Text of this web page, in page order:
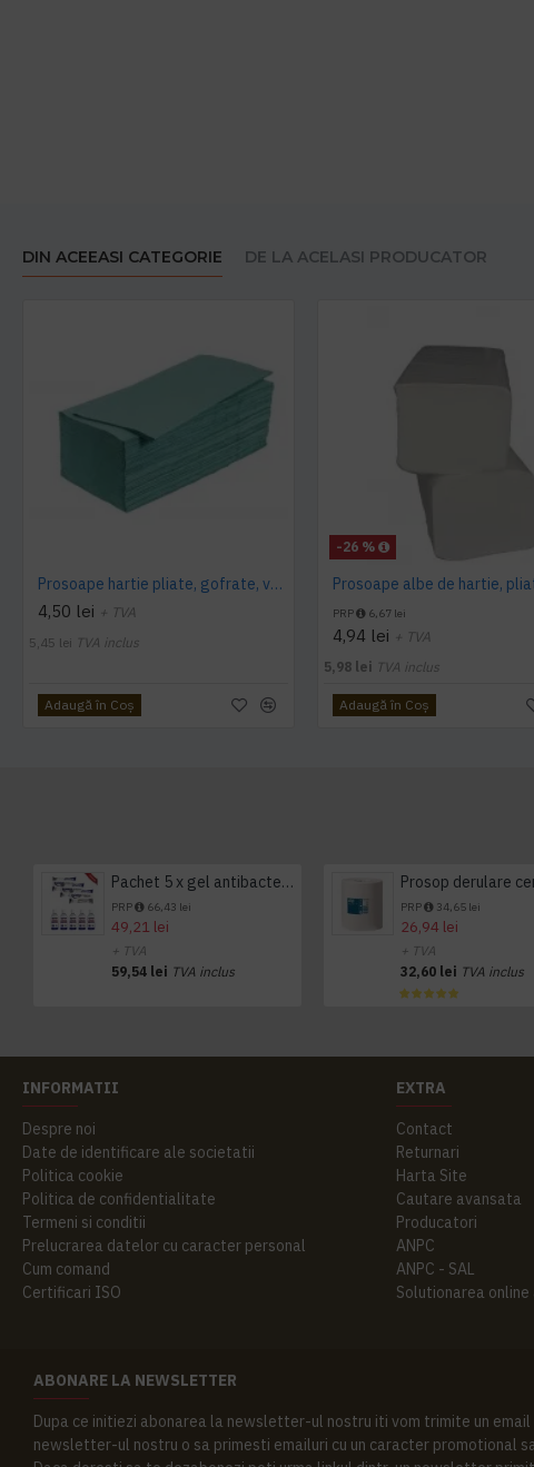
DIN ACEEASI CATEGORIE DE LA ACELASI PRODUCATOR
Prosoape hartie pliate, gofrate, verzi, 25 x 23 cm, V fold, 1 strat, AQAS, 250 buc/pachet
4,50 lei + TVA
5,45 lei TVA inclus
Adaugă în Coş
-26 %
PRP 6,67 lei
4,94 lei + TVA
5,98 lei TVA inclus
Adaugă în Coş
Pachet 5 x gel antibacterian 50ml si 3 x Servetele antibacteriene 48 buc Hygienium
PRP 66,43 lei
49,21 lei
+ TVA
59,54 lei TVA inclus
PRP 34,65 lei
26,94 lei
+ TVA
32,60 lei TVA inclus
INFORMATII
Despre noi
Date de identificare ale societatii
Politica cookie
Politica de confidentialitate
Termeni si conditii
Prelucrarea datelor cu caracter personal
Cum comand
Certificari ISO
EXTRA
Contact
Returnari
Harta Site
Cautare avansata
Producatori
ANPC
ANPC - SAL
Solutionarea
ABONARE LA NEWSLETTER
Dupa ce initiezi abonarea la newsletter-ul nostru iti vom trimite un
newsletter-ul nostru o sa primesti emailuri cu un caracter promotional